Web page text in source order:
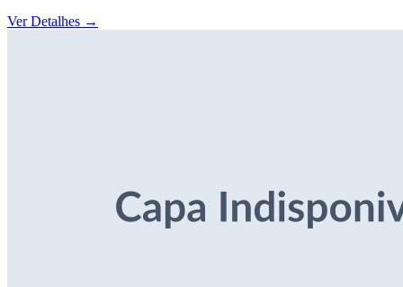
Ver Detalhes →